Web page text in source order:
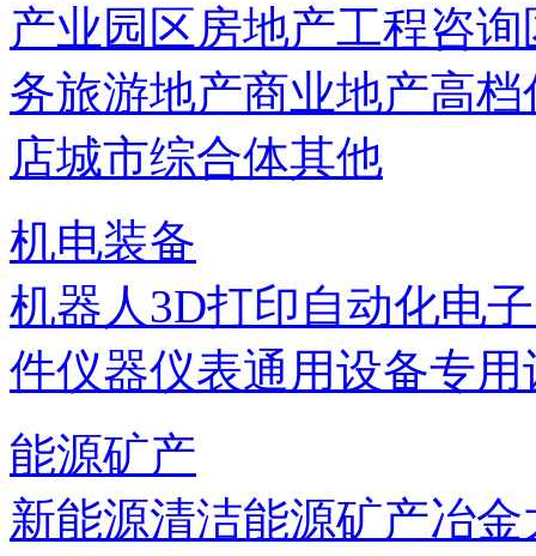
产业园区房地产工程咨询
务旅游地产商业地产高档
店城市综合体其他
机电装备
机器人3D打印自动化电
件仪器仪表通用设备专用
能源矿产
新能源清洁能源矿产冶金